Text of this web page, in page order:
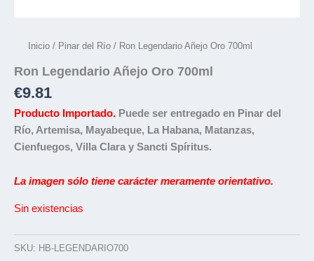
Inicio / Pinar del Río / Ron Legendario Añejo Oro 700ml
Ron Legendario Añejo Oro 700ml
€9.81
Producto Importado. Puede ser entregado en Pinar del
Río, Artemisa, Mayabeque, La Habana, Matanzas,
Cienfuegos, Villa Clara y Sancti Spíritus.
La imagen sólo tiene carácter meramente orientativo.
Sin existencias
SKU: HB-LEGENDARIO700